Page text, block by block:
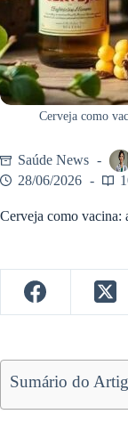
Cerveja como
Saúde News
28/06/2026
Cerveja como vacina:
Sumário do